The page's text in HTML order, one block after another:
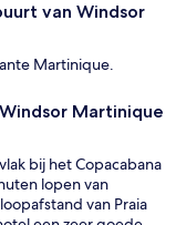
van Windsor
Martinique.
Martinique
bij het Copacabana
lopen van
van Praia